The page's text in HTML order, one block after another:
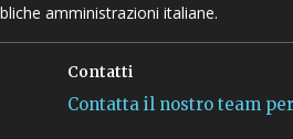
amministrazioni italiane.
Contatti
Contatta il nostro team